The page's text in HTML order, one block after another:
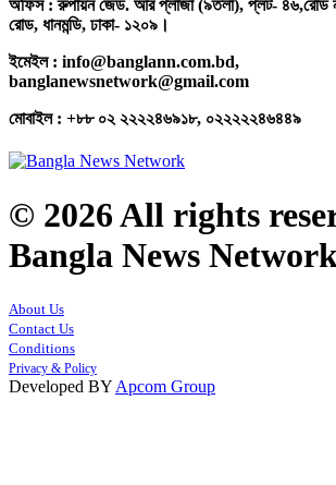
অফিস : রুপায়ন জেড. আর প্লাজা (৯তলা), প্লট- ৪৬,রোড
রোড, ধানমন্ডি, ঢাকা- ১২০৯।
ইমেইল : info@banglann.com.bd,
banglanewsnetwork@gmail.com
মোবাইল : +৮৮ ০২ ২২২২৪৬৯১৮, ০২২২২২৪৬৪৪৯
© 2026 All rights
Bangla News
About Us
Contact Us
Conditions
Privacy & Policy
Developed BY Apcom Group